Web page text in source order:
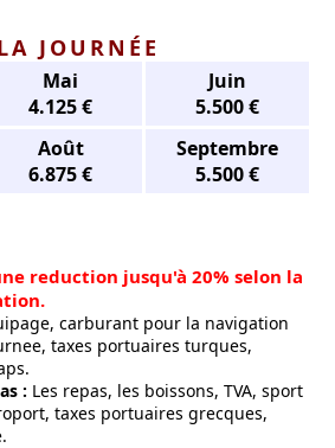
JOURNÉE
Mai
4.125 €
Juin
5.500 €
Août
6.875 €
Septembre
5.500 €
reduction jusqu'à 20% selon la
carburant pour la navigation
taxes portuaires turques,
: Les repas, les boissons, TVA, sport
taxes portuaires grecques,